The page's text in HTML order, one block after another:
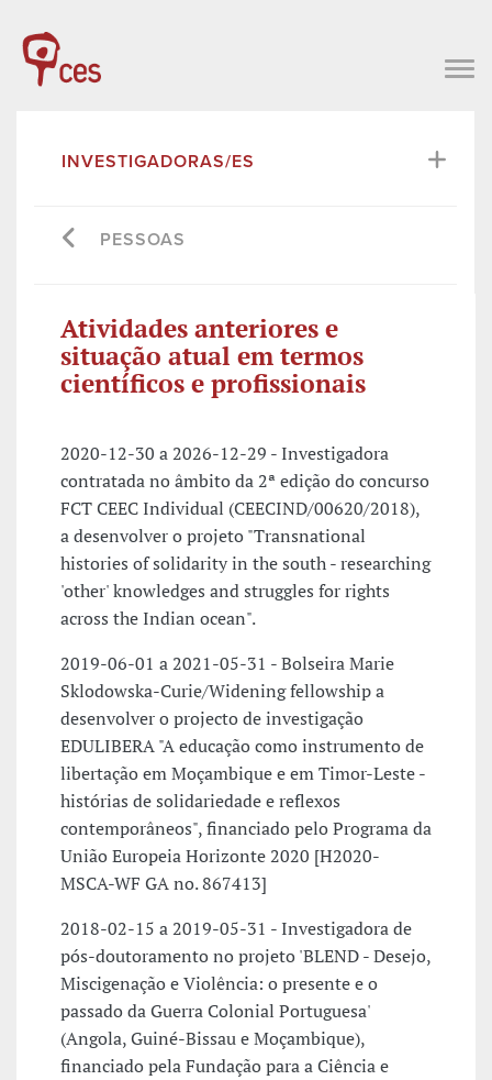
INVESTIGADORAS/ES
PESSOAS
Atividades anteriores e
situação atual em termos
científicos e profissionais
2020-12-30 a 2026-12-29 - Investigadora
contratada no âmbito da 2ª edição do concurso
FCT CEEC Individual (CEECIND/00620/2018),
a desenvolver o projeto "Transnational
histories of solidarity in the south - researching
'other' knowledges and struggles for rights
across the Indian ocean".
2019-06-01 a 2021-05-31 - Bolseira Marie
Sklodowska-Curie/Widening fellowship a
desenvolver o projecto de investigação
EDULIBERA "A educação como instrumento de
libertação em Moçambique e em Timor-Leste -
histórias de solidariedade e reflexos
contemporâneos", financiado pelo Programa da
União Europeia Horizonte 2020 [H2020-
MSCA-WF GA no. 867413]
2018-02-15 a 2019-05-31 - Investigadora de
pós-doutoramento no projeto 'BLEND - Desejo,
Miscigenação e Violência: o presente e o
passado da Guerra Colonial Portuguesa'
(Angola, Guiné-Bissau e Moçambique),
financiado pela Fundação para a Ciência e